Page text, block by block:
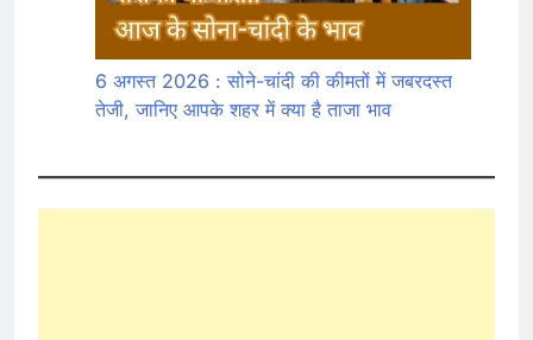
6 अगस्त 2026 : सोने-चांदी की कीमतों में जबरदस्त
तेजी, जानिए आपके शहर में क्या है ताजा भाव